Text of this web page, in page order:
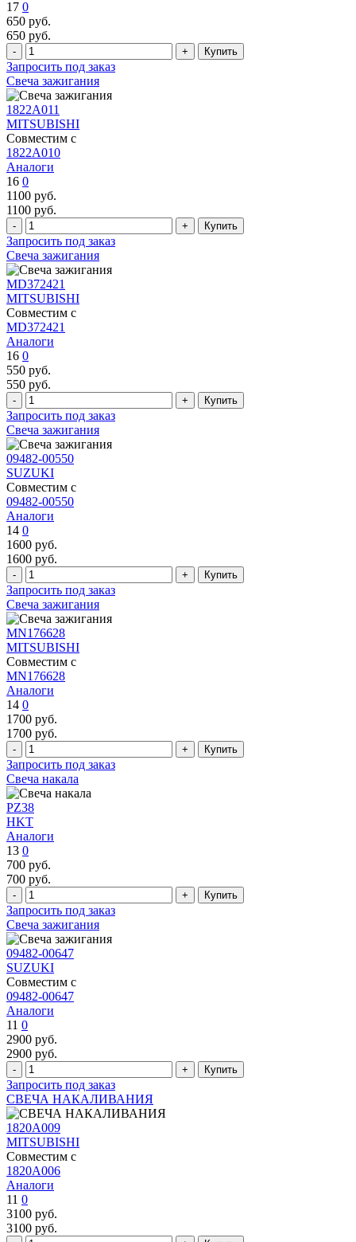
17 0
650 руб.
650 руб.
Запросить под заказ
Свеча зажигания
1822A011
MITSUBISHI
Совместим с
1822A010
Аналоги
16 0
1100 руб.
1100 руб.
Запросить под заказ
Свеча зажигания
MD372421
MITSUBISHI
Совместим с
MD372421
Аналоги
16 0
550 руб.
550 руб.
Запросить под заказ
Свеча зажигания
09482-00550
SUZUKI
Совместим с
09482-00550
Аналоги
14 0
1600 руб.
1600 руб.
Запросить под заказ
Свеча зажигания
MN176628
MITSUBISHI
Совместим с
MN176628
Аналоги
14 0
1700 руб.
1700 руб.
Запросить под заказ
Свеча накала
PZ38
HKT
Аналоги
13 0
700 руб.
700 руб.
Запросить под заказ
Свеча зажигания
09482-00647
SUZUKI
Совместим с
09482-00647
Аналоги
11 0
2900 руб.
2900 руб.
Запросить под заказ
СВЕЧА НАКАЛИВАНИЯ
1820A009
MITSUBISHI
Совместим с
1820A006
Аналоги
11 0
3100 руб.
3100 руб.